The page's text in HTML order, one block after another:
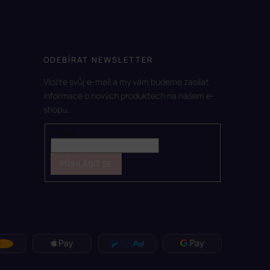
ODEBÍRAT NEWSLETTER
Vložte svůj e-mail a my vám budeme zasílat
informace o nových produktech na našem e-
shopu.